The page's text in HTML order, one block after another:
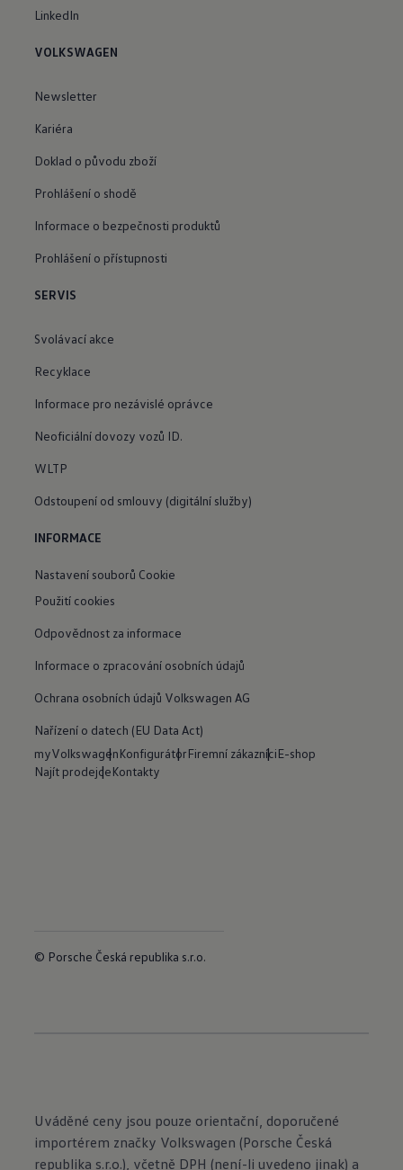
LinkedIn
VOLKSWAGEN
Newsletter
Kariéra
Doklad o původu zboží
Prohlášení o shodě
Informace o bezpečnosti produktů
Prohlášení o přístupnosti
SERVIS
Svolávací akce
Recyklace
Informace pro nezávislé oprávce
Neoficiální dovozy vozů ID.
WLTP
Odstoupení od smlouvy (digitální služby)
INFORMACE
Nastavení souborů Cookie
Použití cookies
Odpovědnost za informace
Informace o zpracování osobních údajů
Ochrana osobních údajů Volkswagen AG
Nařízení o datech (EU Data Act)
myVolkswagenKonfigurátorFiremní zákazníciE-shop
Najít prodejceKontakty
© Porsche Česká republika s.r.o.
Uváděné ceny jsou pouze orientační, doporučené
importérem značky Volkswagen (Porsche Česká
republika s.r.o.), včetně DPH (není-li uvedeno jinak) a